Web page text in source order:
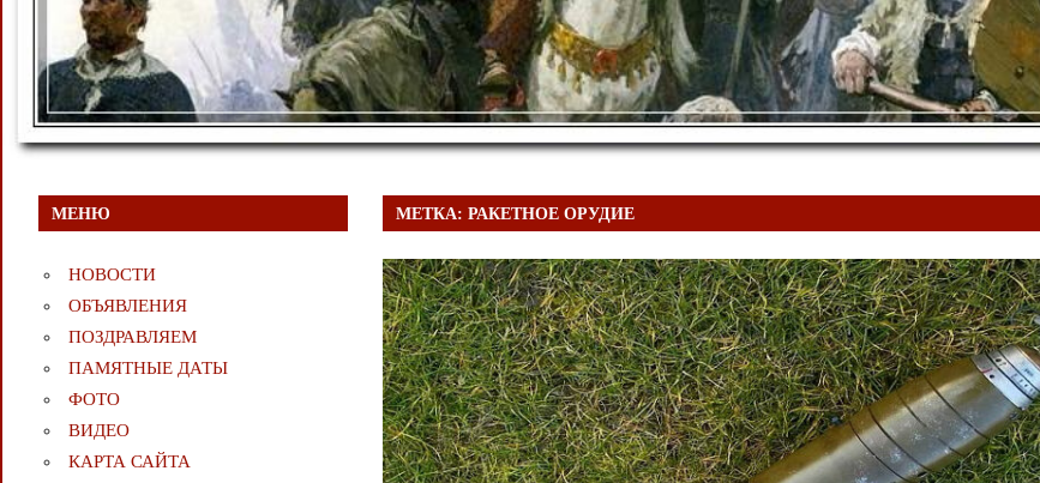
МЕТКА:РАКЕТНОЕ ОРУДИЕ
МЕНЮ
НОВОСТИ
ОБЪЯВЛЕНИЯ
ПОЗДРАВЛЯЕМ
ПАМЯТНЫЕ ДАТЫ
ФОТО
ВИДЕО
КАРТА САЙТА